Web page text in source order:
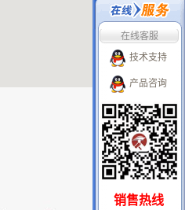
在线客服
技术支持
产品咨询
销售热线